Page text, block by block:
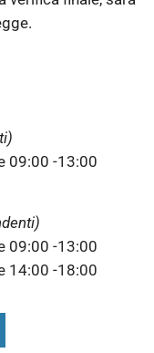
09:00 -13:00
09:00 -13:00
14:00 -18:00